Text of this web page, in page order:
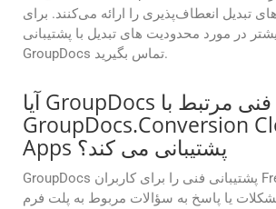
تبدیل انعطاف‌پذیری را ارائه می‌کنند. برای
در مورد محدودیت های تبدیل با پشتیبانی
GroupDocs تماس بگیرید.
آیا GroupDocs از مسائل فنی مرتبط با
GroupDocs.Conversion
Apps پشتیبانی می کند؟
GroupDocs پشتیبانی فنی را برای کاربران Free Apps ارائه می
یا پاسخ به سؤالات مربوط به پلت فرم